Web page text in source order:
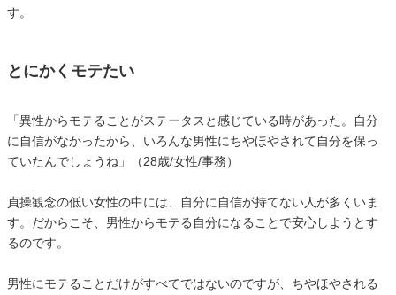
す。
とにかくモテたい
「異性からモテることがステータスと感じている時があった。自分
に自信がなかったから、いろんな男性にちやほやされて自分を保っ
ていたんでしょうね」（28歳/女性/事務）
貞操観念の低い女性の中には、自分に自信が持てない人が多くいま
す。だからこそ、男性からモテる自分になることで安心しようとす
るのです。
男性にモテることだけがすべてではないのですが、ちやほやされる